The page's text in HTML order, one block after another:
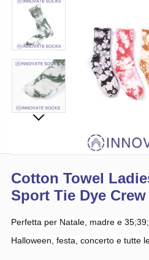
Cotton Towel
Sport Tie Dye
Perfetta per Natale, madre e
Halloween, festa, concerto e tutte